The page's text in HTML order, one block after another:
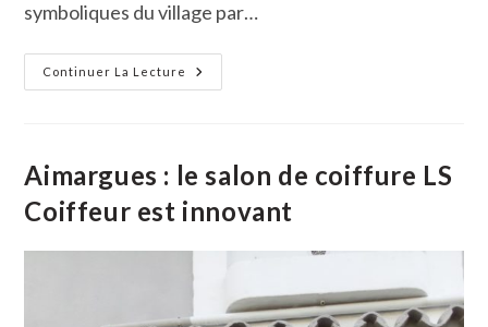
symboliques du village par…
Continuer La Lecture
Aimargues
: Quelle
Aimargues : le salon de coiffure LS
Coiffeur est innovant